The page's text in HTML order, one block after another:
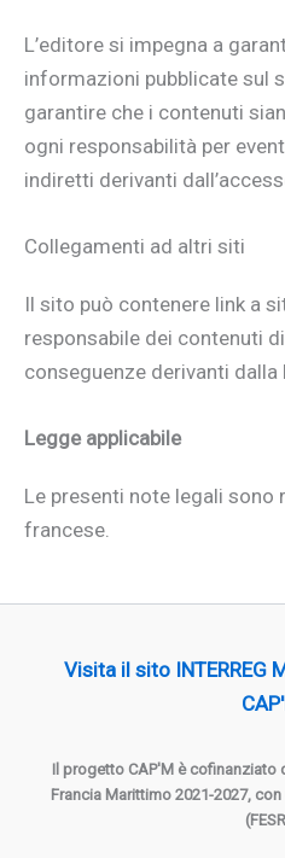
L’editore si impegna a
informazioni pubblicate sul
garantire che i contenuti
ogni responsabilità per
indiretti derivanti
Collegamenti ad altri siti
Il sito può contenere link a
responsabile dei contenuti
conseguenze derivanti
Legge applicabile
Le presenti note legali sono
francese.
Visita il sito INTERREG
Il progetto CAP'M è cofinanziato
Francia Marittimo 2021-2027,